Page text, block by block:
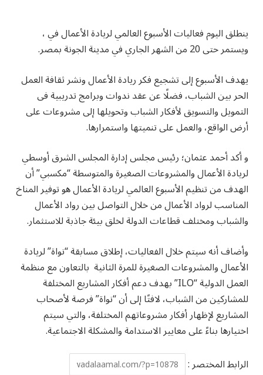
ينطلق اليوم فعاليات الأسبوع العالمي لريادة الأعمال في ،
ويستمر حتى 20 من الشهر الجاري في مدينة الجونة بمصر.
يهدف الأسبوع إلى تشجيع فكر ريادة الأعمال ونشر ثقافة العمل
الحر بين الشباب، فضلًا عن عقد ندوات وبرامج تدريبية فى
التمويل والتسويق لأفكار الشباب وتحويلها إلى مشروعات على
أرض الواقع، والعمل على تنميتها واستمرارها.
و أكد أحمد عثمان؛ رئيس مجلس إدارة المجلس الشرق أوسطي
لريادة الأعمال والمشروعات الصغيرة والمتوسطة “مكسبي” أن
الهدف من تنظيم الأسبوع العالمي لريادة الأعمال هو توفير المناخ
المناسب لرواد الأعمال من خلال التواصل بين رواد الأعمال
والشباب ومختلف قطاعات الدولة لخلق بيئة جاذبة للاستثمار.
وأضاف أنه سيتم خلال الفعاليات، إطلاق مسابقة “نواة” لريادة
الأعمال والمشروعات الصغيرة للمرة الثانية بالتعاون مع منظمة
العمل الدولية “ILO” بهدف دعم أفكار المشاريع المختلفة
للمشاركين من الشباب، لافتًا إلى أن “نواة” فرصة لأصحاب
المشاريع لإظهار أفكار مشروعاتهم المختلفة، والتي سيتم
اختيارها بناءً على معايير الاستدامة والمشكلة الاجتماعية.
الرابط المختصر :